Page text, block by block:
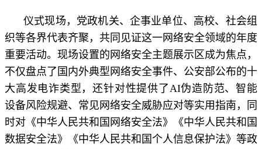
仪式现场，党政机关、企事业单位、高校、社会组
织等各界代表齐聚，共同见证这一网络安全领域的年度
重要活动。现场设置的网络安全主题展示区成为焦点，
不仅盘点了国内外典型网络安全事件、公安部公布的十
大高发电诈类型，还针对性提供了AI伪造防范、智能
设备风险规避、常见网络安全威胁应对等实用指南，同
时对《中华人民共和国网络安全法》《中华人民共和国
数据安全法》《中华人民共和国个人信息保护法》等政